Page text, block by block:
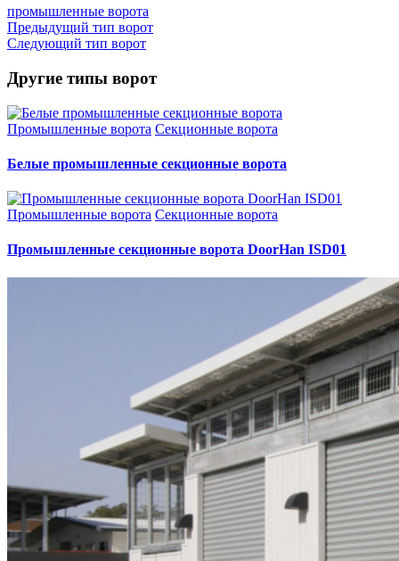
промышленные ворота
Предыдущий тип ворот
Следующий тип ворот
Другие типы ворот
Промышленные ворота Секционные ворота
Белые промышленные секционные ворота
Промышленные ворота Секционные ворота
Промышленные секционные ворота DoorHan ISD01